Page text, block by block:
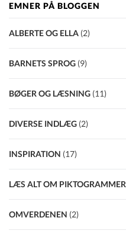
EMNER PÅ BLOGGEN
ALBERTE OG ELLA (2)
BARNETS SPROG (9)
BØGER OG LÆSNING (11)
DIVERSE INDLÆG (2)
INSPIRATION (17)
LÆS ALT OM PIKTOGRAMMER
OMVERDENEN (2)